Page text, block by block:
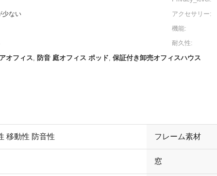
少ない アクセサリー:
機能:
耐久性:
オフィス, 防音 庭オフィス ポッド, 保証付き卸売オフィスハウス
移動性 防音性 フレーム素材
窓